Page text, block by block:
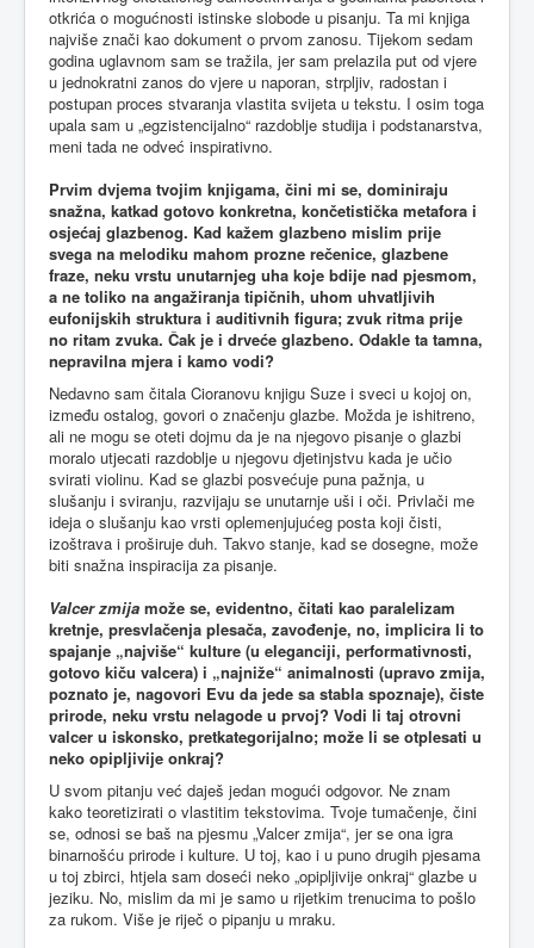
otkrića o mogućnosti istinske slobode u pisanju. Ta mi knjiga
najviše znači kao dokument o prvom zanosu. Tijekom sedam
godina uglavnom sam se tražila, jer sam prelazila put od vjere
u jednokratni zanos do vjere u naporan, strpljiv, radostan i
postupan proces stvaranja vlastita svijeta u tekstu. I osim toga
upala sam u „egzistencijalno“ razdoblje studija i podstanarstva,
meni tada ne odveć inspirativno.
Prvim dvjema tvojim knjigama, čini mi se, dominiraju
snažna, katkad gotovo konkretna, končetistička metafora i
osjećaj glazbenog. Kad kažem glazbeno mislim prije
svega na melodiku mahom prozne rečenice, glazbene
fraze, neku vrstu unutarnjeg uha koje bdije nad pjesmom,
a ne toliko na angažiranja tipičnih, uhom uhvatljivih
eufonijskih struktura i auditivnih figura; zvuk ritma prije
no ritam zvuka. Čak je i drveće glazbeno. Odakle ta tamna,
nepravilna mjera i kamo vodi?
Nedavno sam čitala Cioranovu knjigu Suze i sveci u kojoj on,
između ostalog, govori o značenju glazbe. Možda je ishitreno,
ali ne mogu se oteti dojmu da je na njegovo pisanje o glazbi
moralo utjecati razdoblje u njegovu djetinjstvu kada je učio
svirati violinu. Kad se glazbi posvećuje puna pažnja, u
slušanju i sviranju, razvijaju se unutarnje uši i oči. Privlači me
ideja o slušanju kao vrsti oplemenjujućeg posta koji čisti,
izoštrava i proširuje duh. Takvo stanje, kad se dosegne, može
biti snažna inspiracija za pisanje.
Valcer zmija može se, evidentno, čitati kao paralelizam
kretnje, presvlačenja plesača, zavođenje, no, implicira li to
spajanje „najviše“ kulture (u eleganciji, performativnosti,
gotovo kiču valcera) i „najniže“ animalnosti (upravo zmija,
poznato je, nagovori Evu da jede sa stabla spoznaje), čiste
prirode, neku vrstu nelagode u prvoj? Vodi li taj otrovni
valcer u iskonsko, pretkategorijalno; može li se otplesati u
neko opipljivije onkraj?
U svom pitanju već daješ jedan mogući odgovor. Ne znam
kako teoretizirati o vlastitim tekstovima. Tvoje tumačenje, čini
se, odnosi se baš na pjesmu „Valcer zmija“, jer se ona igra
binarnošću prirode i kulture. U toj, kao i u puno drugih pjesama
u toj zbirci, htjela sam doseći neko „opipljivije onkraj“ glazbe u
jeziku. No, mislim da mi je samo u rijetkim trenucima to pošlo
za rukom. Više je riječ o pipanju u mraku.